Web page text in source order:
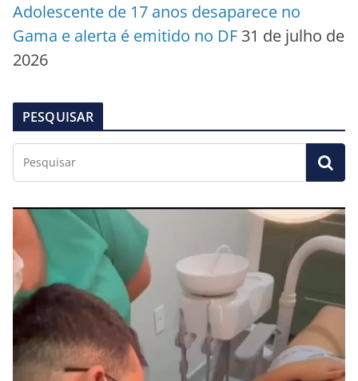
Adolescente de 17 anos desaparece no
Gama e alerta é emitido no DF 31 de julho de
2026
PESQUISAR